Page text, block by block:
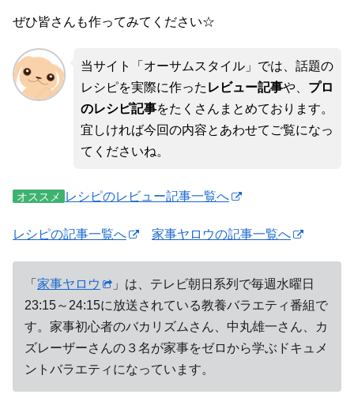
ぜひ皆さんも作ってみてください☆
当サイト「オーサムスタイル」では、話題の
レシピを実際に作った レビュー記事や、 プロ
のレシピ記事をたくさんまとめております。
宜しければ今回の内容とあわせてご覧になっ
てくださいね。
オススメ レシピのレビュー記事一覧へ
レシピの記事一覧へ 家事ヤロウの記事一覧へ
「 家事ヤロウ
」は、テレビ朝日系列で毎週水曜日
23:15～24:15に放送されている教養バラエティ番組で
す。家事初心者のバカリズムさん、中丸雄一さん、カ
ズレーザーさんの３名が家事をゼロから学ぶドキュメ
ントバラエティになっています。